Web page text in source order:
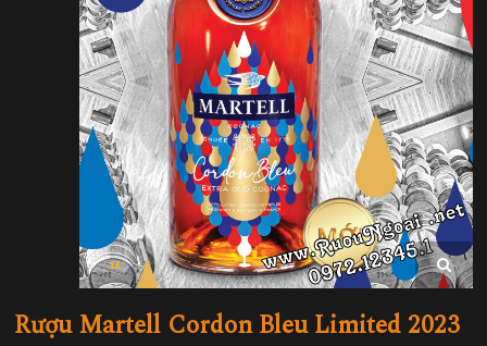
Rượu Martell Cordon Bleu Limited 2023